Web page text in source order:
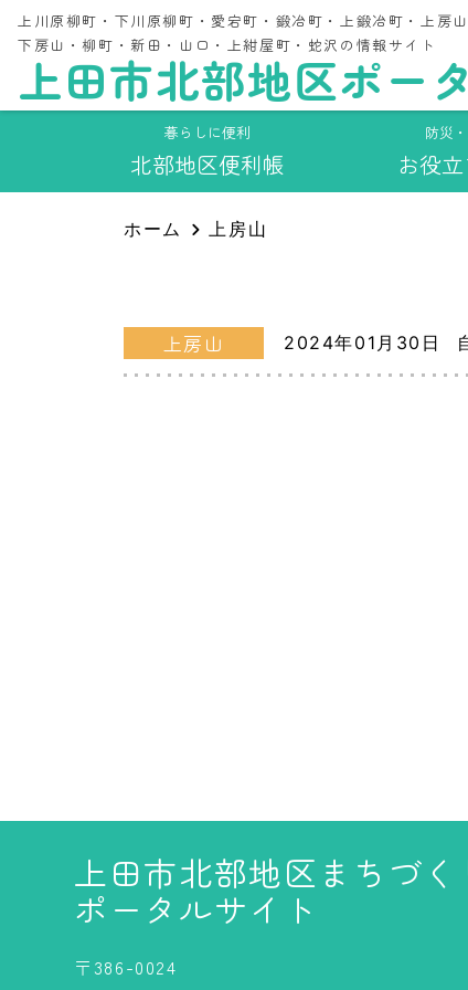
上川原柳町・下川原柳町・愛宕町・鍛冶町・上鍛冶町・上房山
下房山・柳町・新田・山口・上紺屋町・蛇沢の情報サイト
上田市北部地区ポー
暮らしに便利
北部地区便利帳
暮らしに便利
北部地区便利帳
防災
お役
防災・災害情報
お役立ちノート
北部まちづくり
協議会について
ホーム 上房山
上房山 2024年01月30日
上田市北部地区まちづく
ポータルサイト
〒386-0024